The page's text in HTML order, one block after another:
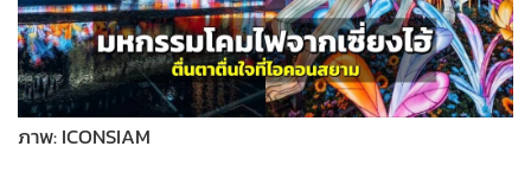
• MGR Live
• Infographic
• การเมือง
• ท่องเที่ยว
ภาพ: ICONSIAM